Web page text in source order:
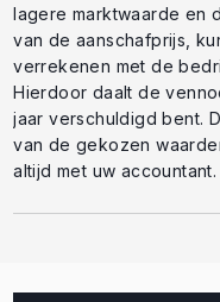
lagere marktwaarde en
van de aanschafprijs,
verrekenen met de
Hierdoor daalt de
jaar verschuldigd bent.
van de gekozen
altijd met uw accountant.